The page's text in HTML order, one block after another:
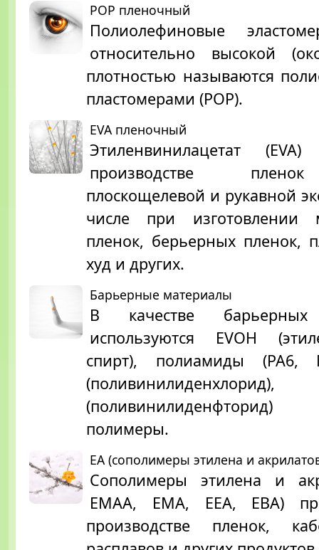
POP пленочный
Полиолефиновые
относительно высокой
плотностью называются
пластомерами (POP).
EVA пленочный
Этиленвинилацетат (EVA)
производстве
плоскощелевой и рукавной
числе при изготовлении
пленок, берьерных пленок,
худ и других.
Барьерные материалы
В качестве барьерных
используются EVOH
спирт), полиамиды (PA6,
полимеры.
EA (сополимеры этилена и
Сополимеры этилена и
ЕМАА, ЕМА, ЕЕА, ЕВА)
производстве пленок,